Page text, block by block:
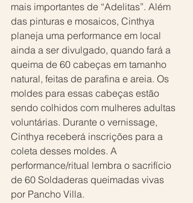
mais importantes de “Adelitas”. Além
das pinturas e mosaicos, Cinthya
planeja uma performance em local
ainda a ser divulgado, quando fará a
queima de 60 cabeças em tamanho
natural, feitas de parafina e areia. Os
moldes para essas cabeças estão
sendo colhidos com mulheres adultas
voluntárias. Durante o vernissage,
Cinthya receberá inscrições para a
coleta desses moldes. A
performance/ritual lembra o sacrifício
de 60 Soldaderas queimadas vivas
por Pancho Villa.